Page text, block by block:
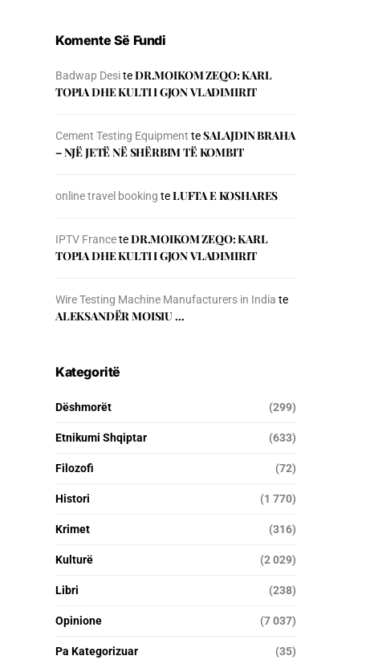
Komente Së Fundi
Badwap DesiteDR.MOIKOM ZEQO: KARL
TOPIA DHE KULTI I GJON VLADIMIRIT
Cement Testing Equipment teSALAJDIN BRAHA
– NJЁ JETЁ NЁ SHЁRBIM TЁ KOMBIT
online travel booking teLUFTA E KOSHARES
IPTV FranceteDR.MOIKOM ZEQO: KARL
TOPIA DHE KULTI I GJON VLADIMIRIT
Wire Testing Machine Manufacturers in India te
ALEKSANDËR MOISIU …
Kategoritë
Dëshmorët (299)
Etnikumi Shqiptar (633)
Filozofi (72)
Histori (1 770)
Krimet (316)
Kulturë (2 029)
Libri (238)
Opinione (7 037)
Pa Kategorizuar (35)